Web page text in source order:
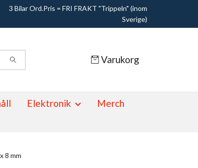
3 Bilar Ord.Pris = FRI FRAKT "Trippeln" (inom
Sverige)
Varukorg
Elektronik
Merch
8 mm